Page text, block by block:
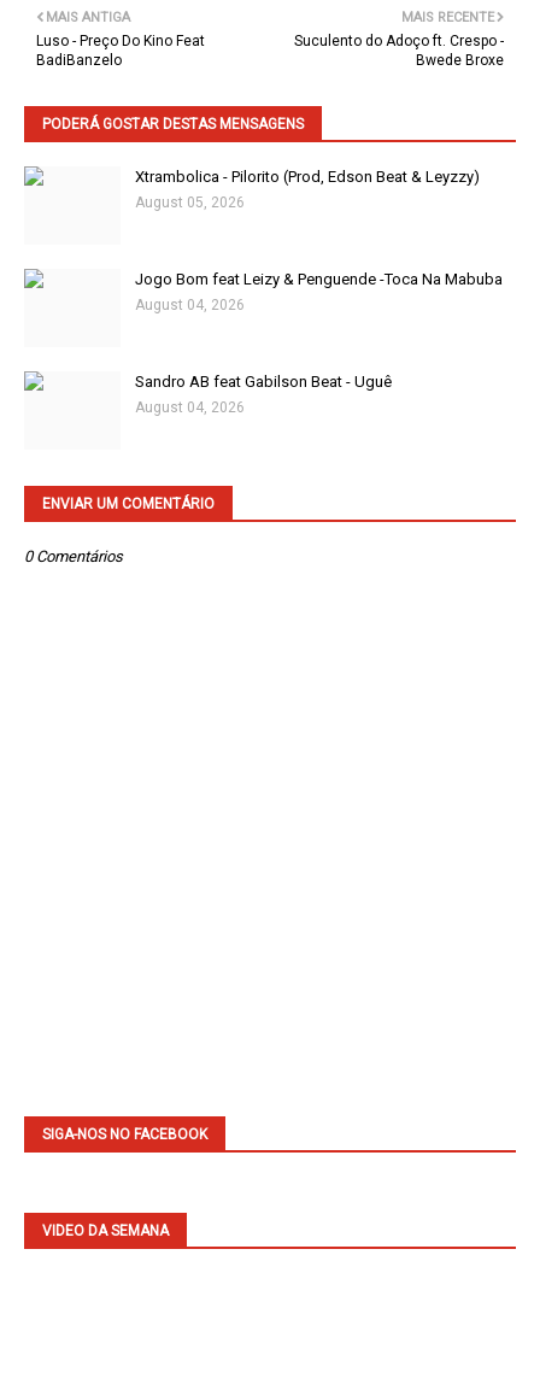
MAIS RECENTE
Suculento do Adoço ft. Crespo -
Bwede Broxe
MAIS ANTIGA
Luso - Preço Do Kino Feat
BadiBanzelo
PODERÁ GOSTAR DESTAS MENSAGENS
Xtrambolica - Pilorito (Prod, Edson Beat & Leyzzy)
August 05, 2026
Jogo Bom feat Leizy & Penguende -Toca Na Mabuba
August 04, 2026
Sandro AB feat Gabilson Beat - Uguê
August 04, 2026
ENVIAR UM COMENTÁRIO
0 Comentários
SIGA-NOS NO FACEBOOK
VIDEO DA SEMANA